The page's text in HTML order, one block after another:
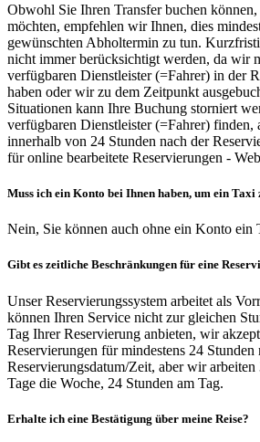
Obwohl Sie Ihren Transfer buchen
möchten, empfehlen wir Ihnen, dies
gewünschten Abholtermin zu tun.
nicht immer berücksichtigt werden, da wir
verfügbaren Dienstleister (=Fahrer) in der
haben oder wir zu dem Zeitpunkt
Situationen kann Ihre Buchung storniert
verfügbaren Dienstleister (=Fahrer) finden,
innerhalb von 24 Stunden nach der
für online bearbeitete Reservierungen -
Muss ich ein Konto bei Ihnen haben, um ein Taxi
Nein, Sie können auch ohne ein Konto ein
Gibt es zeitliche Beschränkungen für eine
Unser Reservierungssystem arbeitet als
können Ihren Service nicht zur gleichen
Tag Ihrer Reservierung anbieten, wir
Reservierungen für mindestens 24 Stunden
Reservierungsdatum/Zeit, aber wir arbeiten
Tage die Woche, 24 Stunden am Tag.
Erhalte ich eine Bestätigung über meine Reise?